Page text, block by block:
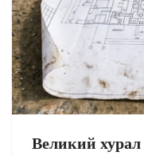
Великий